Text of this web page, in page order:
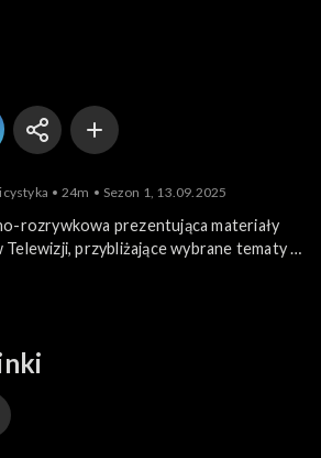
24m Sezon 1, 13.09.2025
rozrywkowa prezentująca materiały
przybliżające wybrane tematy i
miejsce w tym samym tygodniu kilka,